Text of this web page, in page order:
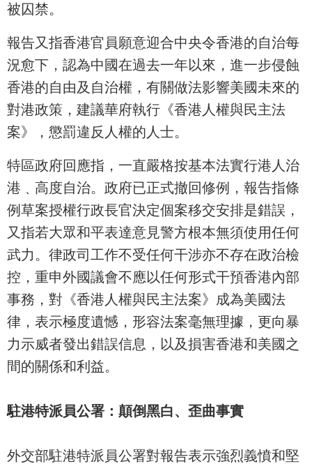
被囚禁。
報告又指香港官員願意迎合中央令香港的自治每
況愈下，認為中國在過去一年以來，進一步侵蝕
香港的自由及自治權，有關做法影響美國未來的
對港政策，建議華府執行《香港人權與民主法
案》，懲罰違反人權的人士。
特區政府回應指，一直嚴格按基本法實行港人治
港﹑高度自治。政府已正式撤回修例，報告指條
例草案授權行政長官決定個案移交安排是錯誤，
又指若大眾和平表達意見警方根本無須使用任何
武力。律政司工作不受任何干涉亦不存在政治檢
控，重申外國議會不應以任何形式干預香港內部
事務，對《香港人權與民主法案》成為美國法
律，表示極度遺憾，形容法案毫無理據，更向暴
力示威者發出錯誤信息，以及損害香港和美國之
間的關係和利益。
駐港特派員公署：顛倒黑白、歪曲事實
外交部駐港特派員公署對報告表示強烈義憤和堅